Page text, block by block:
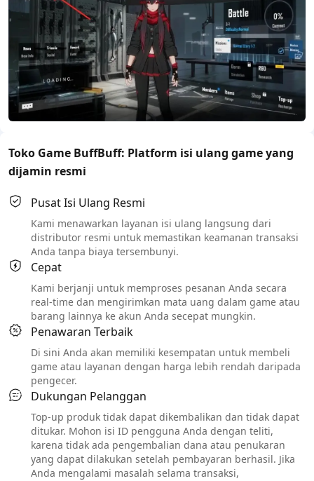
Toko Game BuffBuff: Platform isi ulang game yang
dijamin resmi
Pusat Isi Ulang Resmi
Kami menawarkan layanan isi ulang langsung dari
distributor resmi untuk memastikan keamanan transaksi
Anda tanpa biaya tersembunyi.
Cepat
Kami berjanji untuk memproses pesanan Anda secara
real-time dan mengirimkan mata uang dalam game atau
barang lainnya ke akun Anda secepat mungkin.
Penawaran Terbaik
Di sini Anda akan memiliki kesempatan untuk membeli
game atau layanan dengan harga lebih rendah daripada
pengecer.
Dukungan Pelanggan
Top-up produk tidak dapat dikembalikan dan tidak dapat
ditukar. Mohon isi ID pengguna Anda dengan teliti,
karena tidak ada pengembalian dana atau penukaran
yang dapat dilakukan setelah pembayaran berhasil. Jika
Anda mengalami masalah selama transaksi,